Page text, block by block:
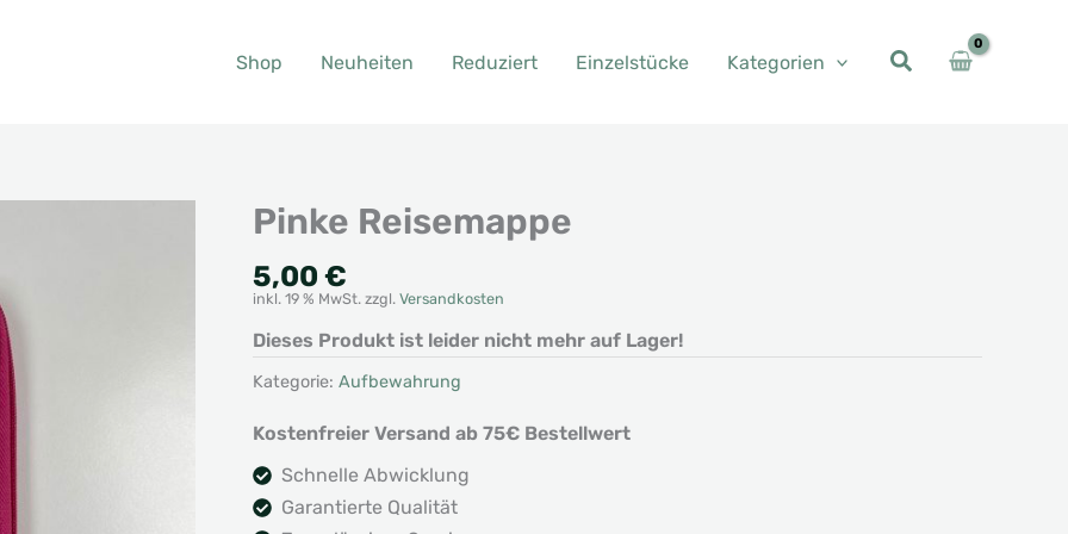
Shop Neuheiten Reduziert Einzelstücke Kategorien
Pinke Reisemappe
5,00 €
inkl. 19 % MwSt. zzgl. Versandkosten
Dieses Produkt ist leider nicht mehr auf Lager!
Kategorie: Aufbewahrung
Kostenfreier Versand ab 75€ Bestellwert
Schnelle Abwicklung
Garantierte Qualität